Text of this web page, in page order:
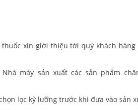
thuốc xin giới thiệu tới quý khách
máy sản xuất các sản phẩm
lọc kỹ lưỡng trước khi đưa vào sản